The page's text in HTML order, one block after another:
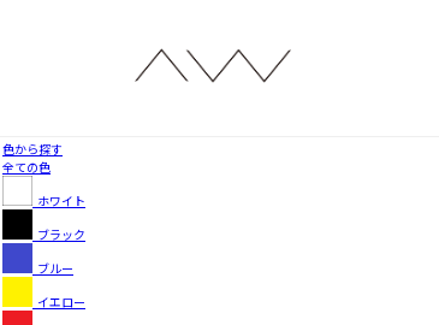
色から探す
全ての色
ホワイト
ブラック
ブルー
イエロー